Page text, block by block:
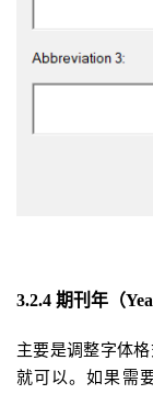
3.2.4 期刊年（
主要是调整字体
就可以。如果需